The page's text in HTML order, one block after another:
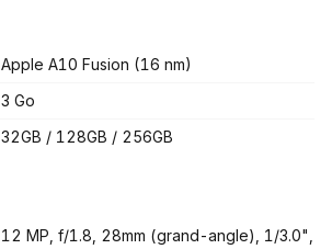
Apple A10 Fusion (16 nm)
3 Go
32GB / 128GB / 256GB
12 MP, f/1.8, 28mm (grand-angle), 1/3.0",